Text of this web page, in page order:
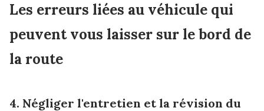
Les erreurs liées au véhicule qui
peuvent vous laisser sur le bord de
la route
4. Négliger l'entretien et la révision du